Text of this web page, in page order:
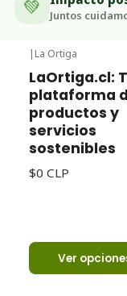
💚 Juntos
| La Ortiga
LaOrtiga.cl:
plataforma
productos y
servicios
sostenibles
$0 CLP
Ver